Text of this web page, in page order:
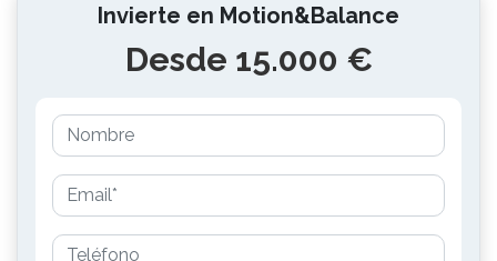
Invierte en Motion&Balance
Desde 15.000 €